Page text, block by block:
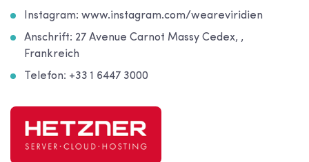
Instagram: www.instagram.com/weareviridien
Anschrift: 27 Avenue Carnot Massy Cedex, ,
Frankreich
Telefon: +33 1 6447 3000